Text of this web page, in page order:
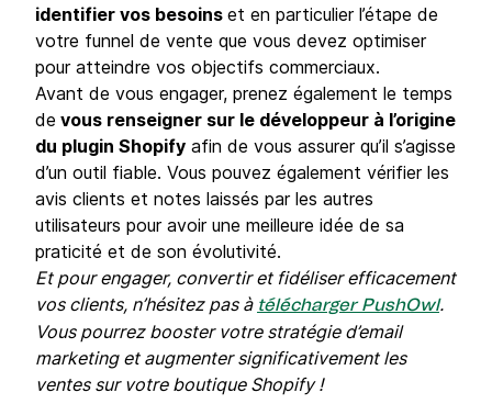
identifier vos besoins et en particulier l’étape de
votre funnel de vente que vous devez optimiser
pour atteindre vos objectifs commerciaux.
Avant de vous engager, prenez également le temps
de vous renseigner sur le développeur à l’origine
du plugin Shopify afin de vous assurer qu’il s’agisse
d’un outil fiable. Vous pouvez également vérifier les
avis clients et notes laissés par les autres
utilisateurs pour avoir une meilleure idée de sa
praticité et de son évolutivité.
Et pour engager, convertir et fidéliser efficacement
vos clients, n’hésitez pas à télécharger PushOwl.
Vous pourrez booster votre stratégie d’email
marketing et augmenter significativement les
ventes sur votre boutique Shopify !